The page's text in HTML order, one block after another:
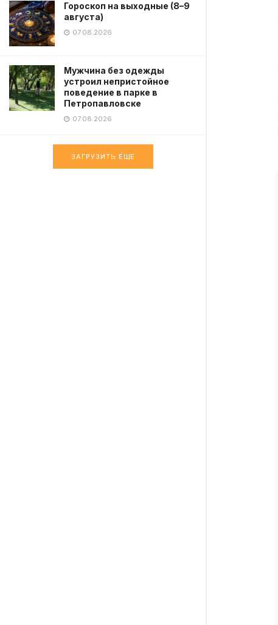
Гороскоп на выходные (8–9
августа)
07.08.2026
Мужчина без одежды
устроил непристойное
поведение в парке в
Петропавловске
07.08.2026
ЗАГРУЗИТЬ ЕЩЕ